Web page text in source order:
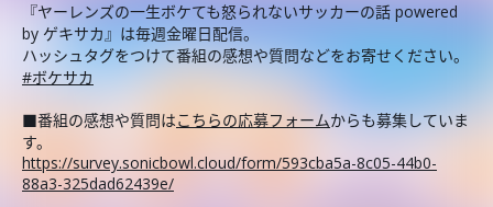
『ヤーレンズの一生ボケても怒られないサッカーの話 powered
by ゲキサカ』は毎週金曜日配信。
ハッシュタグをつけて番組の感想や質問などをお寄せください。
#ボケサカ
■番組の感想や質問はこちらの応募フォームからも募集していま
す。
https://survey.sonicbowl.cloud/form/593cba5a-8c05-44b0-
88a3-325dad62439e/